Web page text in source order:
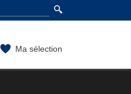
Ma sélection